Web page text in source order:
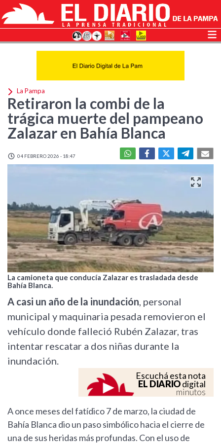
La Pampa
Retiraron la combi de la
trágica muerte del pampeano
Zalazar en Bahía Blanca
04 FEBRERO 2026 - 18:47
La camioneta que conducía Zalazar es trasladada desde
Bahía Blanca.
A casi un año de la inundación, personal
municipal y maquinaria pesada removieron el
vehículo donde falleció Rubén Zalazar, tras
intentar rescatar a dos niñas durante la
inundación.
Escuchá esta nota
EL DIARIOdigital
minutos
A once meses del fatídico 7 de marzo, la ciudad de
Bahía Blanca dio un paso simbólico hacia el cierre de
una de sus heridas más profundas. Con el uso de